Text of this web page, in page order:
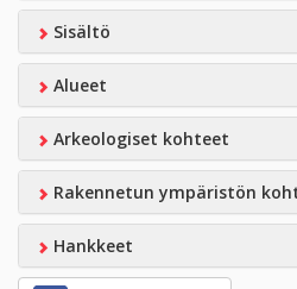
Sisältö
Alueet
Arkeologiset kohteet
Rakennetun ympäristön
Hankkeet